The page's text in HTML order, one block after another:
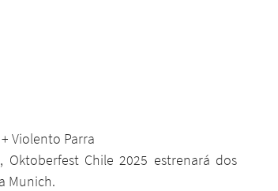
Violento Parra
Chile 2025 estrenará dos
Munich.